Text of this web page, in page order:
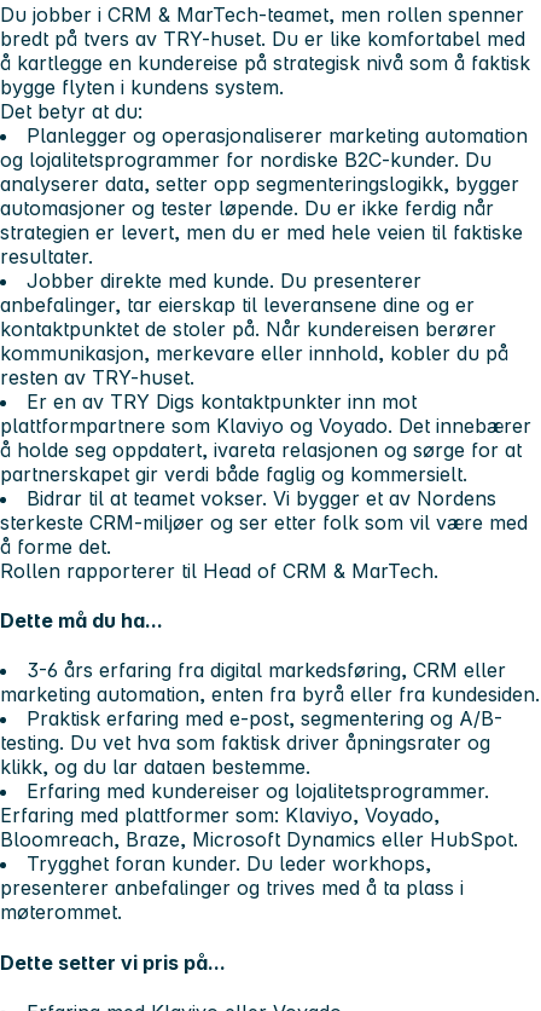
Du jobber i CRM & MarTech-teamet, men rollen spenner
bredt på tvers av TRY-huset. Du er like komfortabel med
å kartlegge en kundereise på strategisk nivå som å faktisk
bygge flyten i kundens system.
Det betyr at du:
Planlegger og operasjonaliserer marketing automation
og lojalitetsprogrammer for nordiske B2C-kunder. Du
analyserer data, setter opp segmenteringslogikk, bygger
automasjoner og tester løpende. Du er ikke ferdig når
strategien er levert, men du er med hele veien til faktiske
resultater.
Jobber direkte med kunde. Du presenterer
anbefalinger, tar eierskap til leveransene dine og er
kontaktpunktet de stoler på. Når kundereisen berører
kommunikasjon, merkevare eller innhold, kobler du på
resten av TRY-huset.
Er en av TRY Digs kontaktpunkter inn mot
plattformpartnere som Klaviyo og Voyado. Det innebærer
å holde seg oppdatert, ivareta relasjonen og sørge for at
partnerskapet gir verdi både faglig og kommersielt.
Bidrar til at teamet vokser. Vi bygger et av Nordens
sterkeste CRM-miljøer og ser etter folk som vil være med
å forme det.
Rollen rapporterer til Head of CRM & MarTech.
Dette må du ha...
3-6 års erfaring fra digital markedsføring, CRM eller
marketing automation, enten fra byrå eller fra kundesiden.
Praktisk erfaring med e-post, segmentering og A/B-
testing. Du vet hva som faktisk driver åpningsrater og
klikk, og du lar dataen bestemme.
Erfaring med kundereiser og lojalitetsprogrammer.
Erfaring med plattformer som: Klaviyo, Voyado,
Bloomreach, Braze, Microsoft Dynamics eller HubSpot.
Trygghet foran kunder. Du leder workhops,
presenterer anbefalinger og trives med å ta plass i
møterommet.
Dette setter vi pris på...